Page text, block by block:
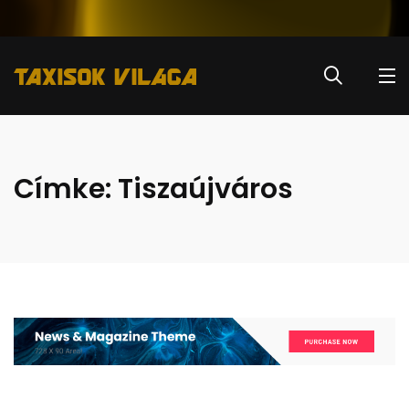
Címke: Tiszaújváros